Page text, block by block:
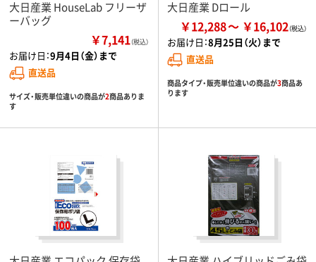
大日産業 HouseLab フリーザ
ーバッグ
￥7,141（税込）
お届け日：9月4日（金）まで
直送品
サイズ・販売単位違いの商品が2商品ありま
す
大日産業 Dロール
￥12,288 ￥16,102
お届け日：8月25日（火）まで
直送品
商品タイプ・販売単位違いの商品が3商品あ
ります